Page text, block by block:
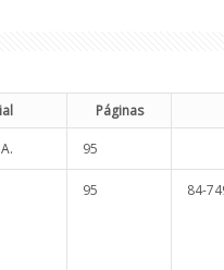
Páginas
95
95 84-